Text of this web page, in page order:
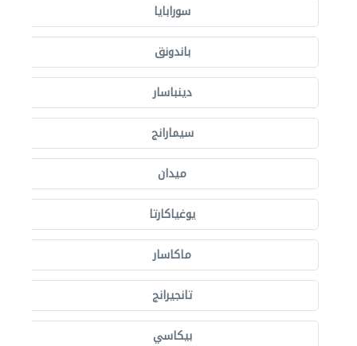
سورابايا
باندونق
دينباسار
سيمارانج
ميدان
يوغياكارتا
ماكاسار
تانجيرانج
بيكاسي